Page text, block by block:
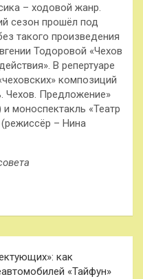
– ходовой жанр.
сезон прошёл под
такого произведения
Тодоровой «Чехов
В репертуаре
композиций
Чехов. Предложение»
моноспектакль «Театр
(режиссёр – Нина
как
«Тайфун»